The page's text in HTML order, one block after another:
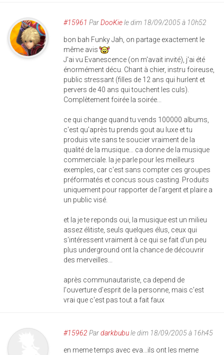
#15961 ParDooKiele dim 18/09/2005 à 10h52
bon bah Funky Jah, on partage exactement le
même avis
J'ai vu Evanescence (on m'avait invité), j'ai été
énormément décu. Chant à chier, instru foireuse,
public stressant (filles de 12 ans qui hurlent et
pervers de 40 ans qui touchent les culs).
Complètement foirée la soirée...
ce qui change quand tu vends 100000 albums,
c'est qu'après tu prends gout au luxe et tu
produis vite sans te soucier vraiment de la
qualité de la musique... ca donne de la musique
commerciale. la je parle pour les meilleurs
exemples, car c'est sans compter ces groupes
préformatés et concus sous casting. Produits
uniquement pour rapporter de l'argent et plaire a
un public visé.
et la je te reponds oui, la musique est un milieu
assez élitiste, seuls quelques élus, ceux qui
s'intéressent vraiment à ce qui se fait d'un peu
plus underground ont la chance de découvrir
des merveilles...
après communautariste, ca depend de
l'ouverture d'esprit de la personne, mais c'est
vrai que c'est pas tout a fait faux
#15962 Pardarkbubule dim 18/09/2005 à 16h45
en meme temps avec eva...ils ont les meme